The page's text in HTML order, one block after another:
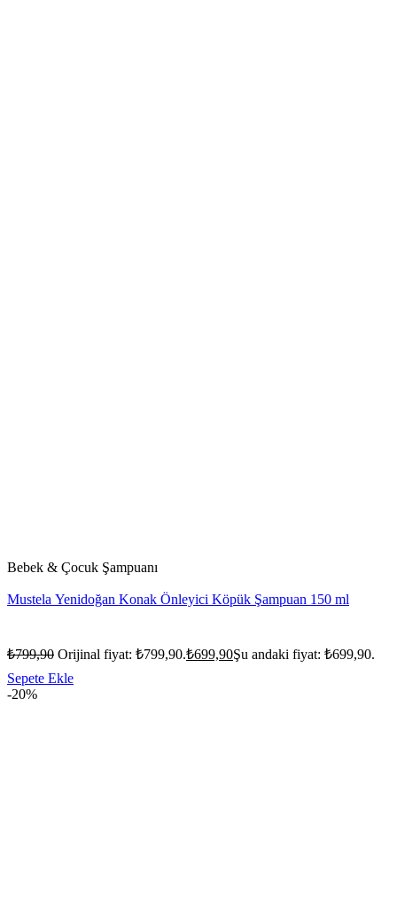
Bebek & Çocuk Şampuanı
Mustela Yenidoğan Konak Önleyici Köpük Şampuan 150 ml
₺799,90 Orijinal fiyat: ₺799,90.₺699,90Şu andaki fiyat: ₺699,90.
Sepete Ekle
-20%